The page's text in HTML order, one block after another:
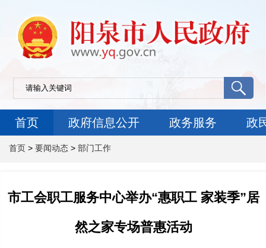
首页 政府信息公开 政务服务 政
首页 > 要闻动态 > 部门工作
市工会职工服务中心举办“惠职工 家装季”居
然之家专场普惠活动